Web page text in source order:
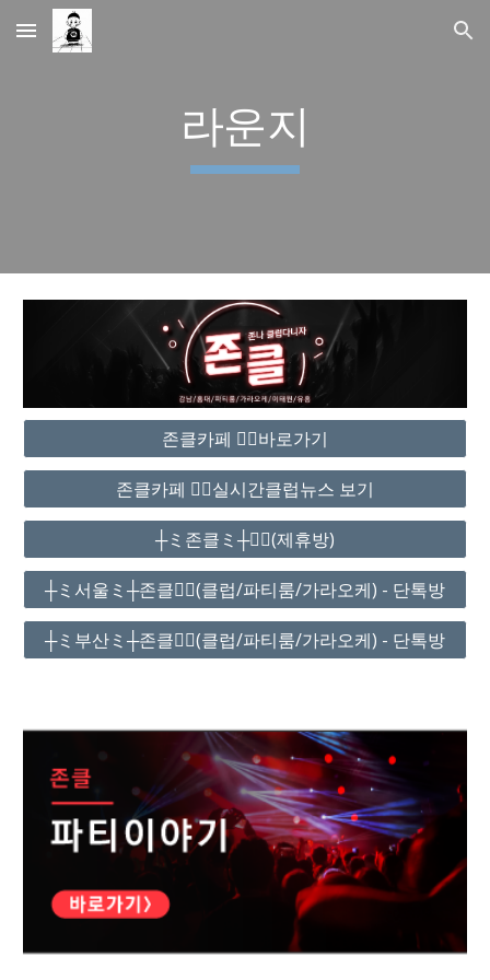
Skip to main content Skip to navigation
라운지
존클카페 ❤️‍🔥바로가기
존클카페 ❤️‍🔥실시간클럽뉴스 보기
┼ミ존클ミ┼❤️‍🔥(제휴방)
┼ミ서울ミ┼존클❤️‍🔥(클럽/파티룸/가라오케) - 단톡방
┼ミ부산ミ┼존클❤️‍🔥(클럽/파티룸/가라오케) - 단톡방